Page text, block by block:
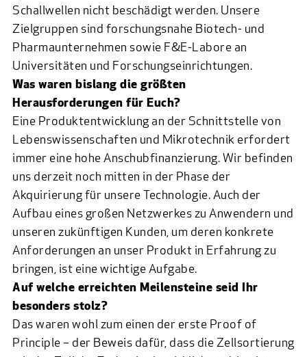
Schallwellen nicht beschädigt werden. Unsere
Zielgruppen sind forschungsnahe Biotech- und
Pharmaunternehmen sowie F&E-Labore an
Universitäten und Forschungseinrichtungen.
Was waren bislang die größten
Herausforderungen für Euch?
Eine Produktentwicklung an der Schnittstelle von
Lebenswissenschaften und Mikrotechnik erfordert
immer eine hohe Anschubfinanzierung. Wir befinden
uns derzeit noch mitten in der Phase der
Akquirierung für unsere Technologie. Auch der
Aufbau eines großen Netzwerkes zu Anwendern und
unseren zukünftigen Kunden, um deren konkrete
Anforderungen an unser Produkt in Erfahrung zu
bringen, ist eine wichtige Aufgabe.
Auf welche erreichten Meilensteine seid Ihr
besonders stolz?
Das waren wohl zum einen der erste Proof of
Principle – der Beweis dafür, dass die Zellsortierung